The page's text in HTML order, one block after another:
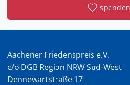
spenden
Aachener Friedenspreis e.V.
c/o DGB Region NRW Süd-West
Dennewartstraße 17